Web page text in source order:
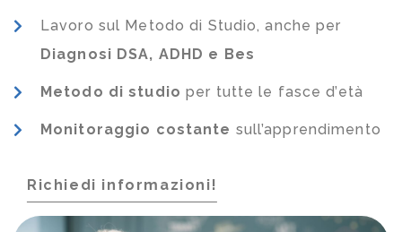
Lavoro sul Metodo di Studio, anche per
Diagnosi DSA, ADHD e Bes
Metodo di studio per tutte le fasce d’età
Monitoraggio costante sull’apprendimento
Richiedi informazioni!